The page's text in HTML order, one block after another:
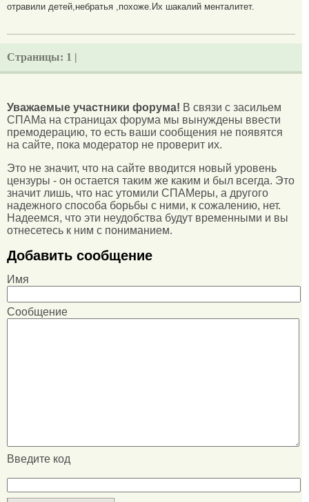
отравили детей,небратья ,похоже.Их шакалий менталитет.
Страницы: 1 |
Уважаемые участники форума! В связи с засильем
СПАМа на страницах форума мы вынуждены ввести
премодерацию, то есть ваши сообщения не появятся
на сайте, пока модератор не проверит их.
Это не значит, что на сайте вводится новый уровень
цензуры - он остается таким же каким и был всегда. Это
значит лишь, что нас утомили СПАМеры, а другого
надежного способа борьбы с ними, к сожалению, нет.
Надеемся, что эти неудобства будут временными и вы
отнесетесь к ним с пониманием.
Добавить сообщение
Имя
Сообщение
Введите код